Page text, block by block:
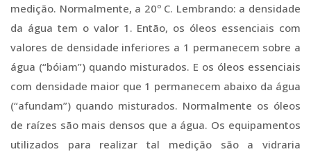
medição. Normalmente, a 20º C. Lembrando: a densidade
da água tem o valor 1. Então, os óleos essenciais com
valores de densidade inferiores a 1 permanecem sobre a
água (“bóiam”) quando misturados. E os óleos essenciais
com densidade maior que 1 permanecem abaixo da água
(“afundam”) quando misturados. Normalmente os óleos
de raízes são mais densos que a água. Os equipamentos
utilizados para realizar tal medição são a vidraria